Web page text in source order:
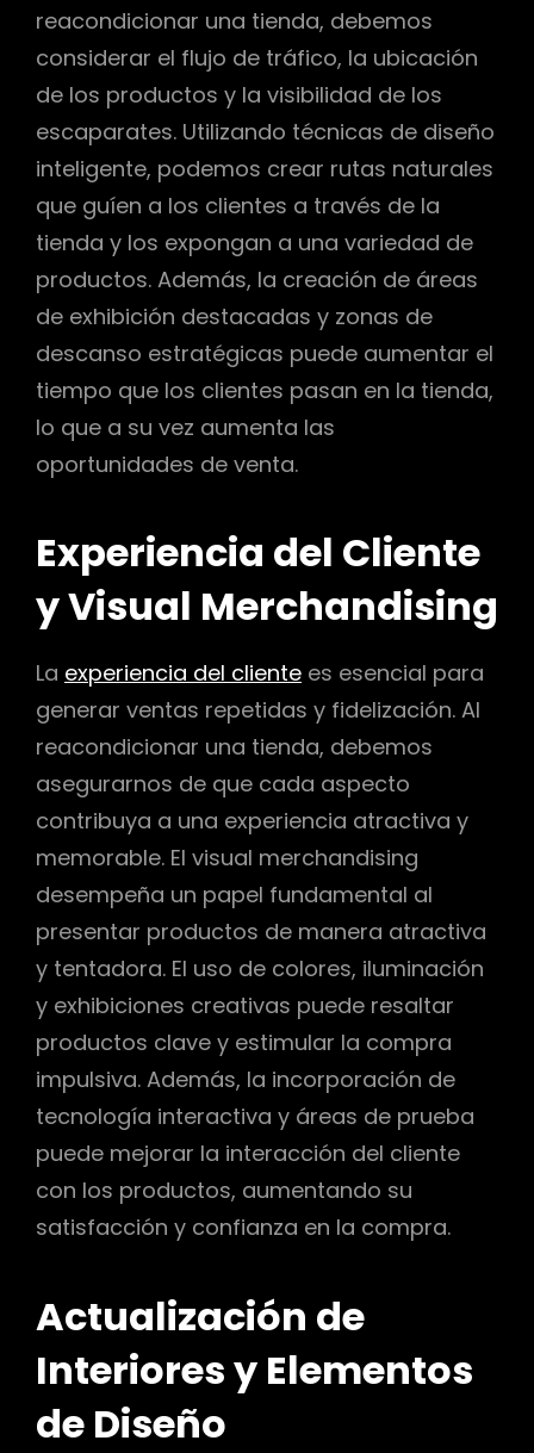
reacondicionar una tienda, debemos
considerar el flujo de tráfico, la ubicación
de los productos y la visibilidad de los
escaparates. Utilizando técnicas de diseño
inteligente, podemos crear rutas naturales
que guíen a los clientes a través de la
tienda y los expongan a una variedad de
productos. Además, la creación de áreas
de exhibición destacadas y zonas de
descanso estratégicas puede aumentar el
tiempo que los clientes pasan en la tienda,
lo que a su vez aumenta las
oportunidades de venta.
Experiencia del Cliente
y Visual Merchandising
La experiencia del cliente es esencial para
generar ventas repetidas y fidelización. Al
reacondicionar una tienda, debemos
asegurarnos de que cada aspecto
contribuya a una experiencia atractiva y
memorable. El visual merchandising
desempeña un papel fundamental al
presentar productos de manera atractiva
y tentadora. El uso de colores, iluminación
y exhibiciones creativas puede resaltar
productos clave y estimular la compra
impulsiva. Además, la incorporación de
tecnología interactiva y áreas de prueba
puede mejorar la interacción del cliente
con los productos, aumentando su
satisfacción y confianza en la compra.
Actualización de
Interiores y Elementos
de Diseño